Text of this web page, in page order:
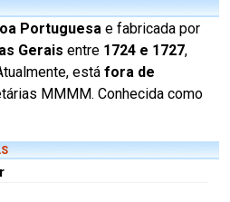
Portuguesa e fabricada por
Gerais entre 1724 e 1727,
está fora de
MMMM. Conhecida como